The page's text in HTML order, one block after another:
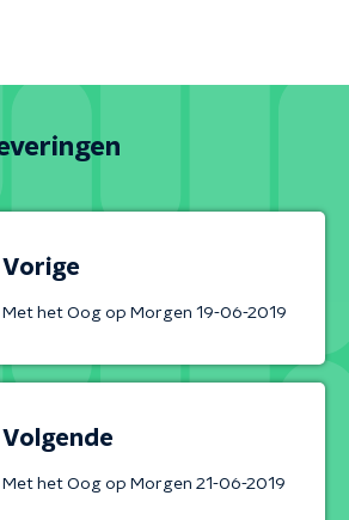
Vorige
Met het Oog op Morgen 19-06-2019
Volgende
Met het Oog op Morgen 21-06-2019